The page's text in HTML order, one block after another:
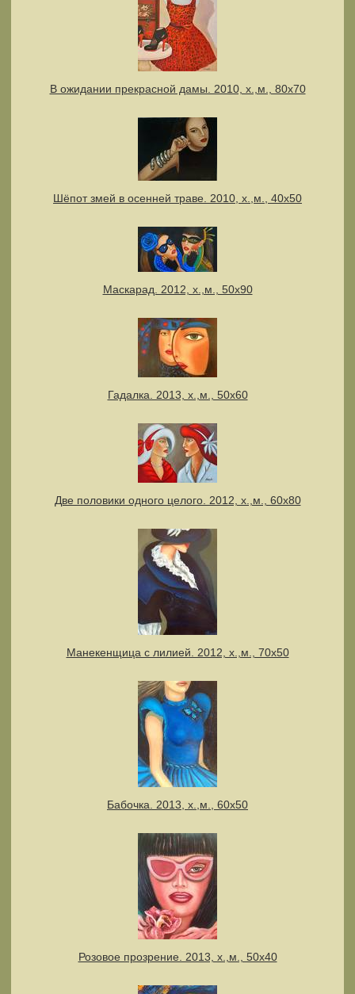
В ожидании прекрасной дамы. 2010, х.,м., 80х70
Шёпот змей в осенней траве. 2010, х.,м., 40х50
Маскарад. 2012, х.,м., 50х90
Гадалка. 2013, х.,м., 50х60
Две половики одного целого. 2012, х.,м., 60х80
Манекенщица с лилией. 2012, х.,м., 70х50
Бабочка. 2013, х.,м., 60х50
Розовое прозрение. 2013, х.,м., 50х40